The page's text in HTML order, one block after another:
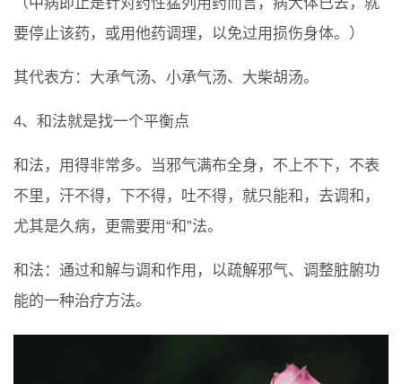
要停止该药，或用他药调理，以免过用损伤身体。）
其代表方：大承气汤、小承气汤、大柴胡汤。
4、和法就是找一个平衡点
和法，用得非常多。当邪气满布全身，不上不下，不表
不里，汗不得，下不得，吐不得，就只能和，去调和，
尤其是久病，更需要用“和”法。
和法：通过和解与调和作用，以疏解邪气、调整脏腑功
能的一种治疗方法。